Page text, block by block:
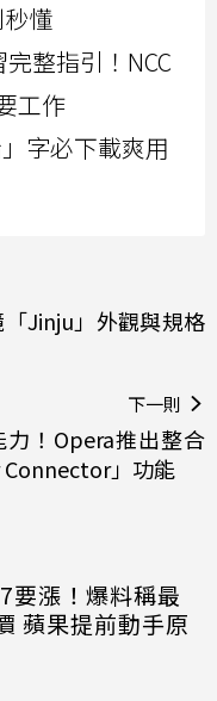
懂
整指引！NCC
工作
字必下載爽用
Jinju」外觀與規格
下一則
！Opera推出整合
」功能
要漲！爆料稱最
蘋果提前動手原